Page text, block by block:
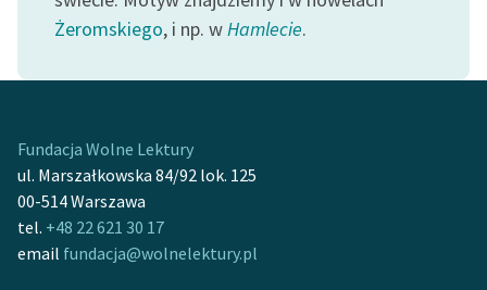
Materiały promocyjne
Dane fundacji i
sprawozdania finansowe
Regulamin darowizn
Informacja o treściach
Żeromskiego, i np. wHamlecie.
Fundacja Wolne Lektury
ul. Marszałkowska 84/92 lok. 125
00-514 Warszawa
tel. +48 22 621 30 17
email fundacja@wolnelektury.pl